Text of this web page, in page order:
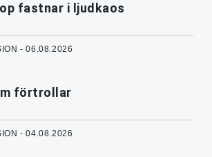
fastnar i ljudkaos
- 06.08.2026
förtrollar
- 04.08.2026